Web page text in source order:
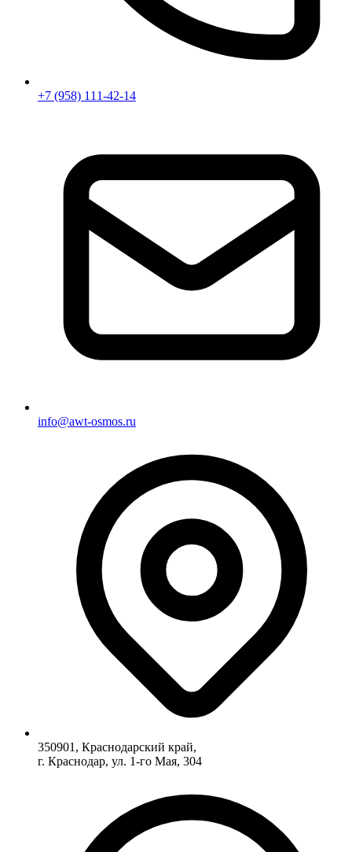
+7 (958) 111-42-14
info@awt-osmos.ru
350901, Краснодарский край,
г. Краснодар, ул. 1-го Мая, 304